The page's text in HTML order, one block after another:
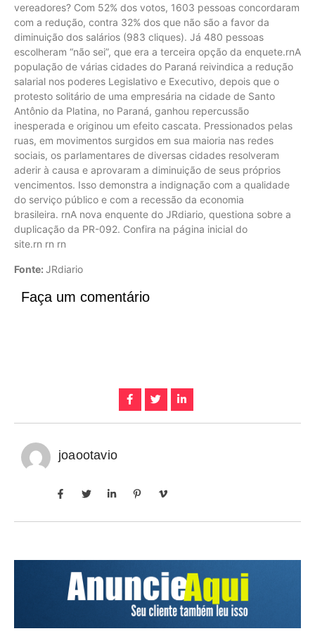
vereadores? Com 52% dos votos, 1603 pessoas concordaram
com a redução, contra 32% dos que não são a favor da
diminuição dos salários (983 cliques). Já 480 pessoas
escolheram “não sei”, que era a terceira opção da enquete.rnA
população de várias cidades do Paraná reivindica a redução
salarial nos poderes Legislativo e Executivo, depois que o
protesto solitário de uma empresária na cidade de Santo
Antônio da Platina, no Paraná, ganhou repercussão
inesperada e originou um efeito cascata. Pressionados pelas
ruas, em movimentos surgidos em sua maioria nas redes
sociais, os parlamentares de diversas cidades resolveram
aderir à causa e aprovaram a diminuição de seus próprios
vencimentos. Isso demonstra a indignação com a qualidade
do serviço público e com a recessão da economia
brasileira. rnA nova enquente do JRdiario, questiona sobre a
duplicação da PR-092. Confira na página inicial do
site.rn rn rn
Fonte: JRdiario
Faça um comentário
joaootavio